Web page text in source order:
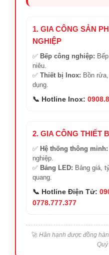
1. GIA CÔNG SẢN
NGHIỆP
✅ Bếp công nghiệp:
niêu.
✅ Thiết bị Inox: Bồn
dụng.
📞 Hotline Inox:
2. GIA CÔNG THIẾT
✅ Hệ thống thông minh:
nghiệp.
✅ Bảng LED: Bảng giá,
quang.
📞 Hotline Điện Tử:
0778.777.377
🚀 Hân hạnh được đồng